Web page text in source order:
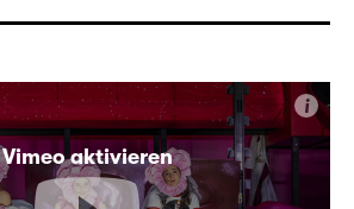
Vimeo aktivieren
i